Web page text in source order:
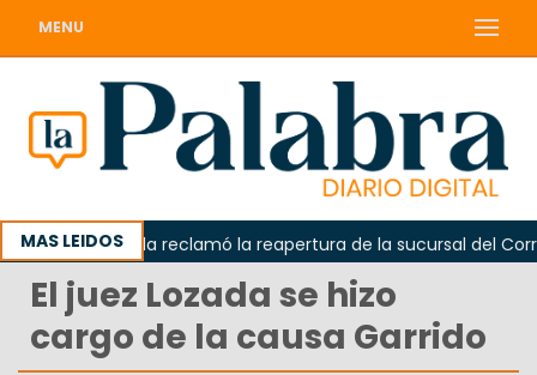
MENU
MAS LEIDOS
Odarda reclamó la reapertura de la sucursal del Correo
El juez Lozada se hizo
cargo de la causa Garrido